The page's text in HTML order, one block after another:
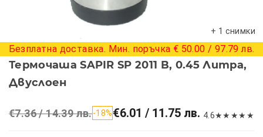
+ 1 снимки
Безплатна доставка. Мин. поръчка € 50.00 / 97.79 лв.
Термочаша SAPIR SP 2011 B, 0.45 Литра,
Двуслоен
€7.36 / 14.39 лв.-18%€6.01 / 11.75 лв. 4.6★★ ★★ ★